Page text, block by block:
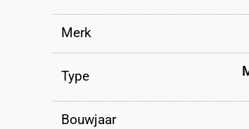
Merk
Type
Bouwjaar